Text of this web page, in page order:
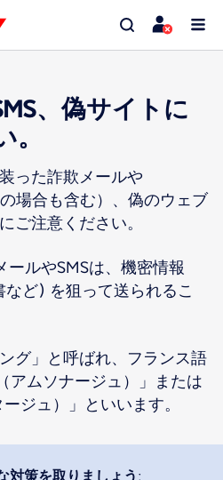
、偽サイトに
った詐欺メールや
場合も含む）、偽のウェブ
ご注意ください。
ールやSMSは、機密情報
ど) を狙って送られるこ
グ」と呼ばれ、フランス語
アムソナージュ）」または
ジュ）」といいます。
対策を取りましょうː